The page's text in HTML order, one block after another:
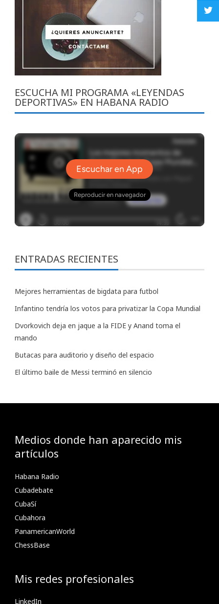
ESCUCHA MI PROGRAMA «LEYENDAS
DEPORTIVAS» EN HABANA RADIO
ENTRADAS RECIENTES
Mejores herramientas de bigdata para futbol
Infantino tendría los votos para privatizar la Copa Mundial
Dvorkovich deja en jaque a la FIDE y Anand toma el
mando
Butacas para auditorio y diseño del espacio
El último baile de Messi terminó en silencio
Medios donde han aparecido mis
artículos
Habana Radio
Cubadebate
CubaSí
Cubahora
PanamericanWorld
ChessBase
Mis redes profesionales
LinkedIn